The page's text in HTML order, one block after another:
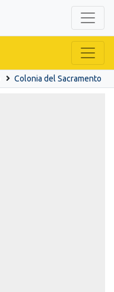
Colonia del Sacramento